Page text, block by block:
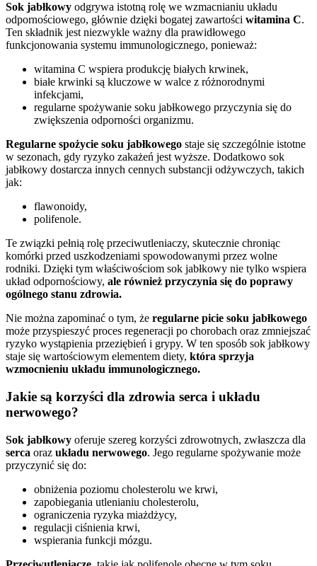
Sok jabłkowy odgrywa istotną rolę we wzmacnianiu układu
odpornościowego, głównie dzięki bogatej zawartości witamina C.
Ten składnik jest niezwykle ważny dla prawidłowego
funkcjonowania systemu immunologicznego, ponieważ:
witamina C wspiera produkcję białych krwinek,
białe krwinki są kluczowe w walce z różnorodnymi
infekcjami,
regularne spożywanie soku jabłkowego przyczynia się do
zwiększenia odporności organizmu.
Regularne spożycie soku jabłkowego staje się szczególnie istotne
w sezonach, gdy ryzyko zakażeń jest wyższe. Dodatkowo sok
jabłkowy dostarcza innych cennych substancji odżywczych, takich
jak:
flawonoidy,
polifenole.
Te związki pełnią rolę przeciwutleniaczy, skutecznie chroniąc
komórki przed uszkodzeniami spowodowanymi przez wolne
rodniki. Dzięki tym właściwościom sok jabłkowy nie tylko wspiera
układ odpornościowy, ale również przyczynia się do poprawy
ogólnego stanu zdrowia.
Nie można zapominać o tym, że regularne picie soku jabłkowego
może przyspieszyć proces regeneracji po chorobach oraz zmniejszać
ryzyko wystąpienia przeziębień i grypy. W ten sposób sok jabłkowy
staje się wartościowym elementem diety, która sprzyja
wzmocnieniu układu immunologicznego.
Jakie są korzyści dla zdrowia serca i układu
nerwowego?
Sok jabłkowy oferuje szereg korzyści zdrowotnych, zwłaszcza dla
serca oraz układu nerwowego. Jego regularne spożywanie może
przyczynić się do:
obniżenia poziomu cholesterolu we krwi,
zapobiegania utlenianiu cholesterolu,
ograniczenia ryzyka miażdżycy,
regulacji ciśnienia krwi,
wspierania funkcji mózgu.